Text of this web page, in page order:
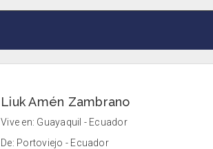
Liuk Amén Zambrano
Vive en: Guayaquil - Ecuador
De: Portoviejo - Ecuador